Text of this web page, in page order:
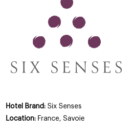
Hotel Brand: Six Senses
Location: France, Savoie